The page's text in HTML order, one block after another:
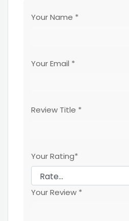
Your Name *
Your Email *
Review Title *
Your Rating*
Your Review *